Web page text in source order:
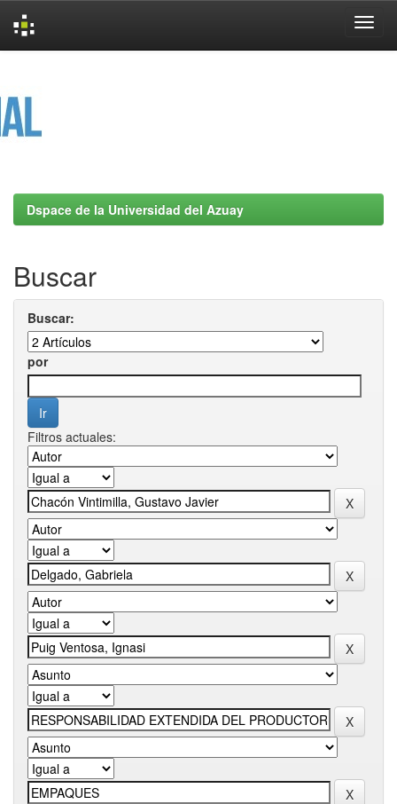
Dspace de la Universidad del Azuay
Buscar
Buscar:
por
Filtros actuales: